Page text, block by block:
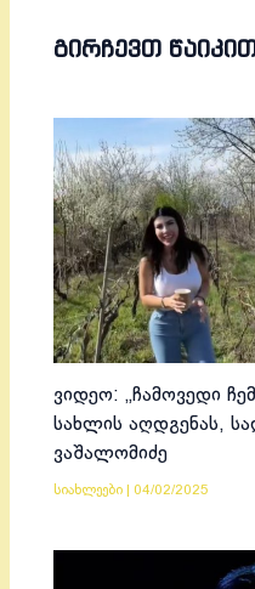
ᲒᲘᲠᲩᲔᲕᲗ
ვიდეო: „ჩამოვედი
სახლის აღდგენას,
ვაშალომიძე
სიახლეები 04/02/2025